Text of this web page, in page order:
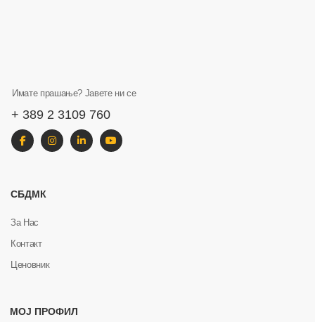
Имате прашање? Јавете ни се
+ 389 2 3109 760
СБДМК
За Нас
Контакт
Ценовник
МОЈ ПРОФИЛ